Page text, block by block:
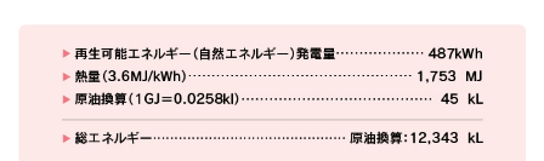
環境コミュニケーション
環境関連の取り組みと評価